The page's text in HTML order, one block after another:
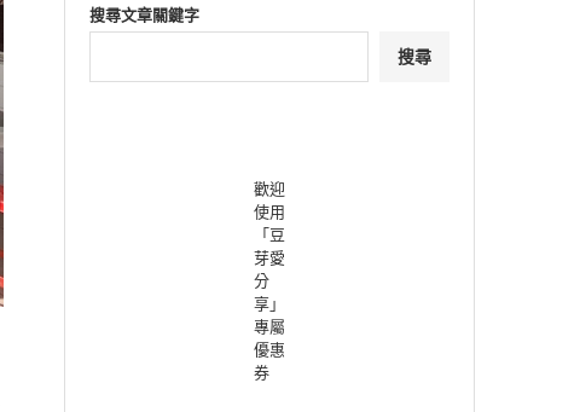
搜尋文章關鍵字
搜尋
歡迎
使用
「豆
芽愛
分
享」
專屬
優惠
券